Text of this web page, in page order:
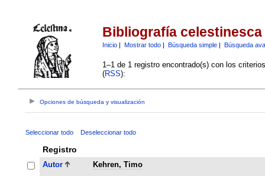
Bibliografía celestinesca
Inicio| Mostrar todo| Búsqueda simple| Búsqueda
1–1 de 1 registro encontrado(s) con los
(RSS):
Opciones de búsqueda y visualización
Seleccionar todo Deseleccionar todo
Registro
Autor
Kehren, Timo